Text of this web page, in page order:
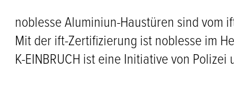
noblesse Aluminiun-Haustüren sind vom
Mit der ift-Zertifizierung ist noblesse im
K-EINBRUCH ist eine Initiative von